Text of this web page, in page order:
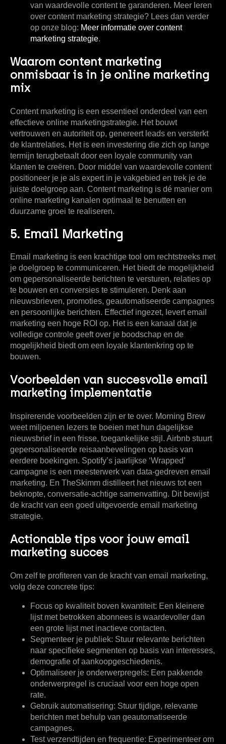
van waardevolle content te garanderen. Meer leren
over content marketing strategie? Lees dan verder
op onze blog: Meer informatie over content
marketing strategie.
Waarom content marketing
onmisbaar is in je online marketing
mix
Content marketing is een essentieel onderdeel van een
effectieve online marketingstrategie. Het bouwt
vertrouwen en autoriteit op, genereert leads en versterkt
de klantrelaties. Het is een investering die zich op lange
termijn terugbetaalt door een loyale community van
klanten te creëren. Door middel van waardevolle content
positioneer je je als expert in je vakgebied en trek je de
juiste doelgroep aan. Content marketing is dé manier om
online marketing kanalen optimaal te benutten en
duurzame groei te realiseren.
5. Email Marketing
Email marketing is een krachtige tool om rechtstreeks met
je doelgroep te communiceren. Het biedt de mogelijkheid
om gepersonaliseerde berichten te versturen, relaties op
te bouwen en conversies te stimuleren. Denk aan
nieuwsbrieven, promoties, geautomatiseerde campagnes
en persoonlijke berichten. Effectief ingezet, levert email
marketing een hoge ROI op. Het is een kanaal dat je
volledige controle geeft over je boodschap en de
mogelijkheid biedt om een loyale klantenkring op te
bouwen.
Voorbeelden van succesvolle email
marketing implementatie
Inspirerende voorbeelden zijn er te over. Morning Brew
weet miljoenen lezers te boeien met hun dagelijkse
nieuwsbrief in een frisse, toegankelijke stijl. Airbnb stuurt
gepersonaliseerde reisaanbevelingen op basis van
eerdere boekingen. Spotify’s jaarlijkse ‘Wrapped’
campagne is een meesterwerk van data-gedreven email
marketing. En TheSkimm distilleert het nieuws tot een
beknopte, conversatie-achtige samenvatting. Dit bewijst
de kracht van een goed uitgevoerde email marketing
strategie.
Actionable tips voor jouw email
marketing succes
Om zelf te profiteren van de kracht van email marketing,
volg deze concrete tips:
Focus op kwaliteit boven kwantiteit: Een kleinere
lijst met betrokken abonnees is waardevoller dan
een grote lijst met inactieve contacten.
Segmenteer je publiek: Stuur relevante berichten
naar specifieke segmenten op basis van interesses,
demografie of aankoopgeschiedenis.
Optimaliseer je onderwerpregels: Een pakkende
onderwerpregel is cruciaal voor een hoge open
rate.
Gebruik automatisering: Stuur tijdige, relevante
berichten met behulp van geautomatiseerde
campagnes.
Test verzendtijden en frequentie: Experimenteer om